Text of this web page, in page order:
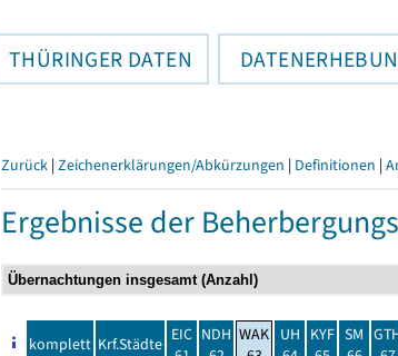
THÜRINGER DATEN
Zurück | Zeichenerklärungen/Abkürzungen | Definitionen |
Ergebnisse der
komplett Krf.Städte EIC NDH WAK UH KYF SM